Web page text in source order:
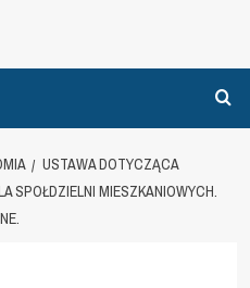
USTAWA DOTYCZĄCA
SPOŁDZIELNI MIESZKANIOWYCH.